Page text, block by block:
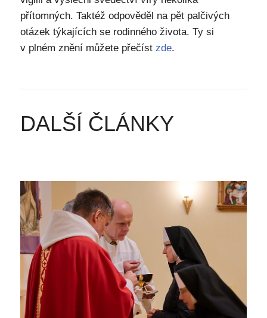
přítomných. Taktéž odpověděl na pět palčivých
otázek týkajících se rodinného života. Ty si
v plném znění můžete přečíst zde.
DALŠÍ ČLÁNKY